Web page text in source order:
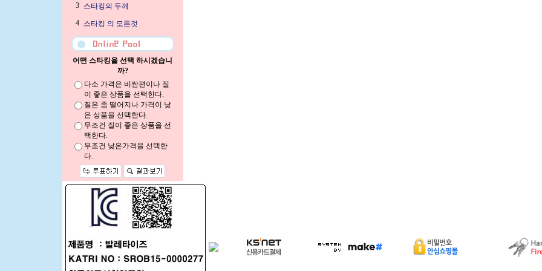
3
스타킹의 두께
4
스타킹 의 모든것
어떤 스타킹을 선택 하시겠습니
까?
다소 가격은 비싼편이나 질
이 좋은 상품을 선택한다.
질은 좀 떨어지나 가격이 낮
은 상품을 선택한다.
무조건 질이 좋은 상품을 선
택한다.
무조건 낮은가격을 선택한
다.